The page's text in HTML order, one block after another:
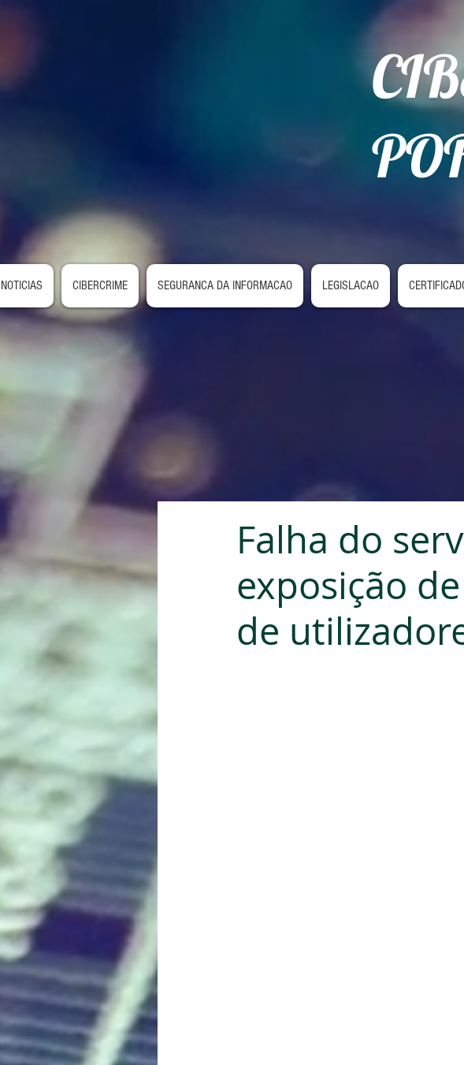
NOTICIAS CIBERCRIME SEGURANCA DA INFORMACAO LEGISLACAO
Falha do
exposição
de